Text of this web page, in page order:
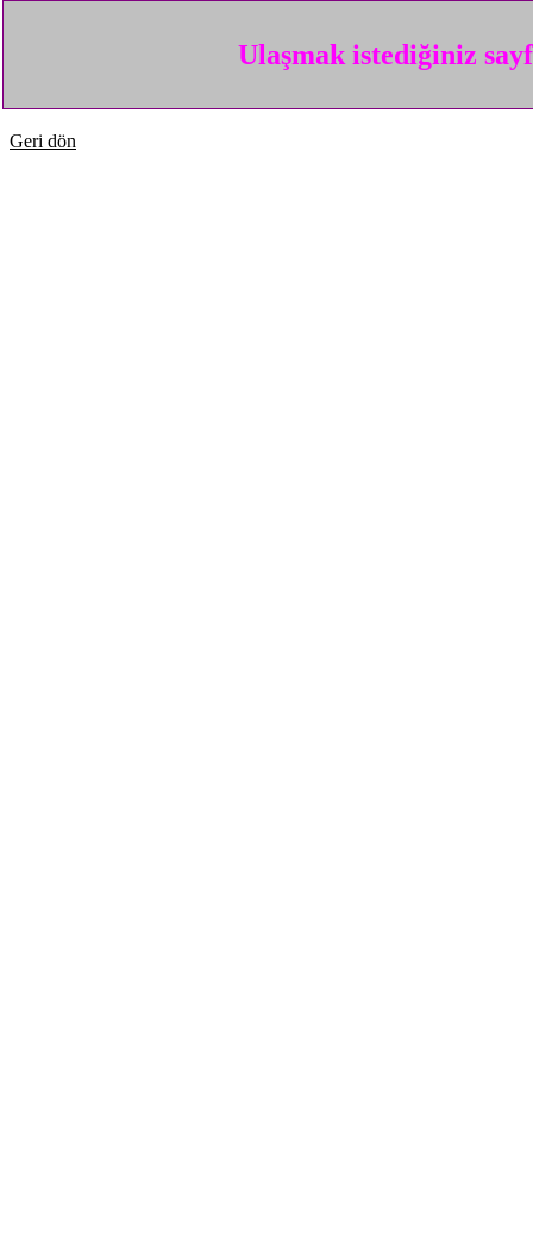
Ulaşmak istediğiniz
Geri dön